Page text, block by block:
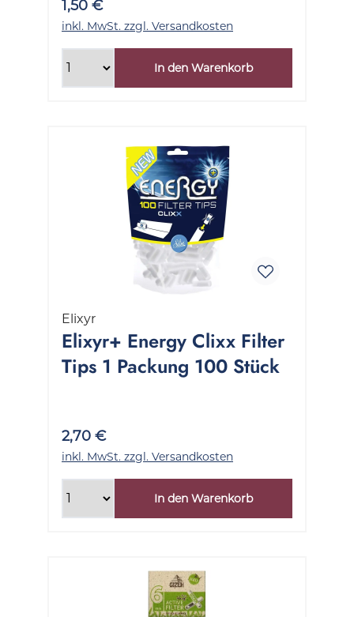
1,50 €
inkl. MwSt. zzgl. Versandkosten
In den Warenkorb
Elixyr
Elixyr+ Energy Clixx Filter
Tips 1 Packung 100 Stück
2,70 €
inkl. MwSt. zzgl. Versandkosten
In den Warenkorb